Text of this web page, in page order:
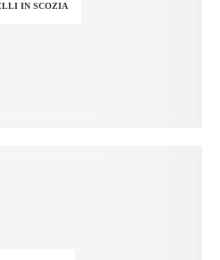
IN SCOZIA